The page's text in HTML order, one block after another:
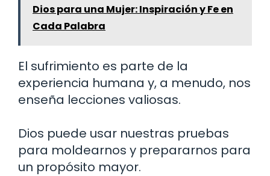
Dios para una Mujer: Inspiración y Fe en
Cada Palabra
El sufrimiento es parte de la
experiencia humana y, a menudo, nos
enseña lecciones valiosas.
Dios puede usar nuestras pruebas
para moldearnos y prepararnos para
un propósito mayor.